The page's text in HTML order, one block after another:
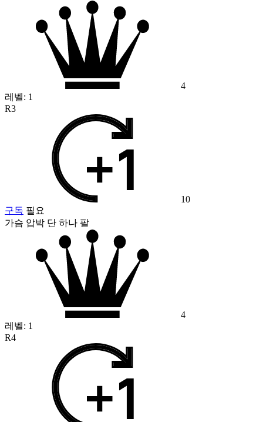
4
레벨: 1
R3
10
구독 필요
가슴 압박 단 하나 팔
4
레벨: 1
R4